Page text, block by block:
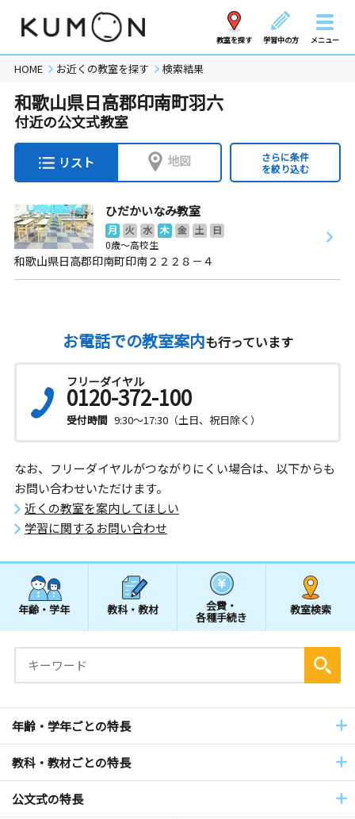
教室を探す 学習中の方 メニュー
HOME お近くの教室を探す 検索結果
和歌山県日高郡印南町羽六
付近の公文式教室
リスト 地図
さらに条件
を絞り込む
ひだかいなみ教室
月 火 水 木 金 土
日
0歳～高校生
和歌山県日高郡印南町印南２２２８－４
お電話での教室案内も行っています
フリーダイヤル
0120-372-100
受付時間 9:30～17:30（土日、祝日除く）
なお、フリーダイヤルがつながりにくい場合は、以下からも
お問い合わせいただけます。
近くの教室を案内してほしい
学習に関するお問い合わせ
年齢・学年 教科・教材 会費・
各種手続き
教室検索
年齢・学年ごとの特長
教科・教材ごとの特長
公文式の特長